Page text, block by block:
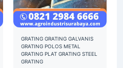
GRATING